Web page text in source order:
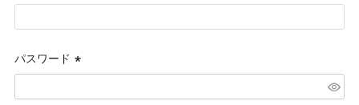
(必
須)
パスワード
(必
須)